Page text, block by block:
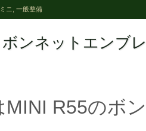
ミニ 一般整備
ボンネットエンブ
MINI R55のボ